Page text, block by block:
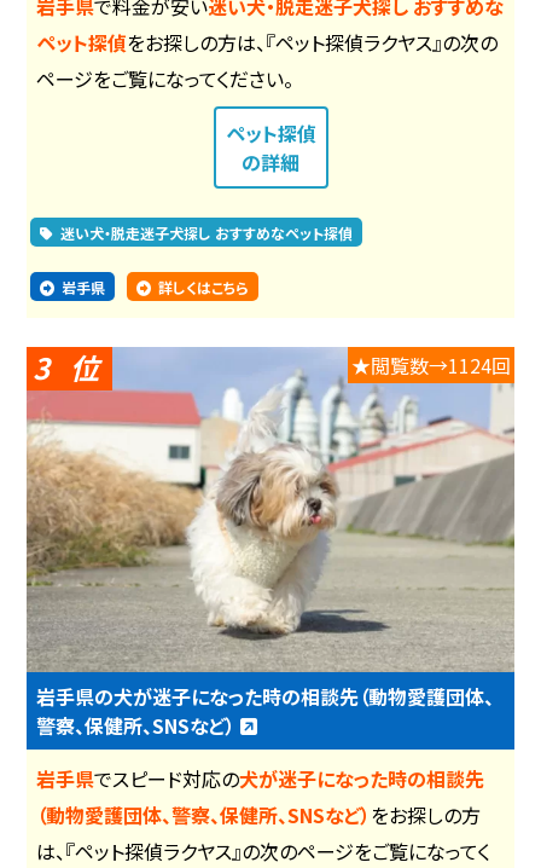
岩手県で料金が安い迷い犬・脱走迷子犬探し おすすめな
ペット探偵をお探しの方は、『ペット探偵ラクヤス』の次の
ページをご覧になってください。
ペット探偵
の詳細
迷い犬・脱走迷子犬探し おすすめなペット探偵
岩手県 詳しくはこちら
3 ★閲覧数→1124回
岩手県の犬が迷子になった時の相談先（動物愛護団体、
警察、保健所、SNSなど）
岩手県でスピード対応の犬が迷子になった時の相談先
（動物愛護団体、警察、保健所、SNSなど） をお探しの方
は、『ペット探偵ラクヤス』の次のページをご覧になってく